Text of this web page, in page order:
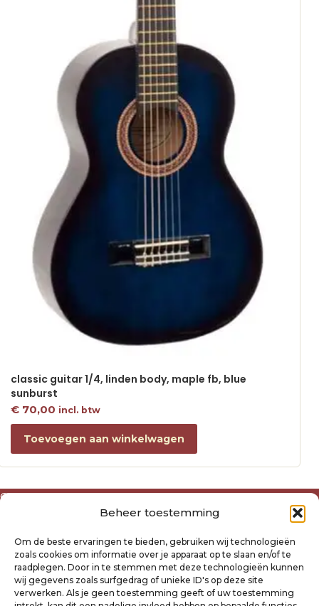
Beheer toestemming
Om de beste ervaringen te bieden, gebruiken wij technologieën
zoals cookies om informatie over je apparaat op te slaan en/of te
raadplegen. Door in te stemmen met deze technologieën kunnen
wij gegevens zoals surfgedrag of unieke ID's op deze site
verwerken. Als je geen toestemming geeft of uw toestemming
classic guitar 1/4, linden body, maple fb, blue
sunburst
€70,00 incl. btw
Toevoegen aan winkelwagen
Over ons
Algemene voorwaarden
Privacyverklaring Raysland
Cookiebeleid
Mijn account